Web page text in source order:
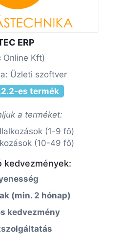
ERP
Online Kft)
Üzleti szoftver
es termék
a terméket:
(1-9 fő)
(10-49 fő)
kedvezmények:
(min. 2 hónap)
kedvezmény